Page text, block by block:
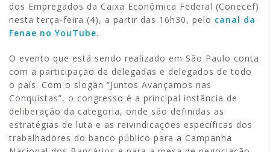
dos Empregados da Caixa Econômica Federal (Conecef)
nesta terça-feira (4), a partir das 16h30, pelo canal da
Fenae no YouTube.
O evento que está sendo realizado em São Paulo conta
com a participação de delegadas e delegados de todo
o país. Com o slogan “Juntos Avançamos nas
Conquistas”, o congresso é a principal instância de
deliberação da categoria, onde são definidas as
estratégias de luta e as reivindicações específicas dos
trabalhadores do banco público para a Campanha